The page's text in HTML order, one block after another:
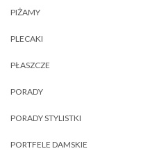
PIŻAMY
PLECAKI
PŁASZCZE
PORADY
PORADY STYLISTKI
PORTFELE DAMSKIE